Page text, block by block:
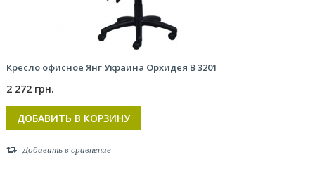
Кресло офисное Янг Украина Орхидея В 3201
2 272 грн.
ДОБАВИТЬ В КОРЗИНУ
Добавить в сравнение